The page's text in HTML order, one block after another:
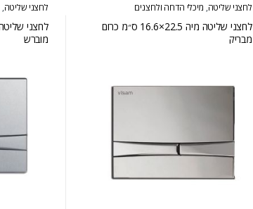
לחצני שליטה, מיכלי הדחה ולחצנים
לחצני שליטה מיה 22.5×16.6 ס״מ כרום
מבריק
לחצני שליטה,
מוברש